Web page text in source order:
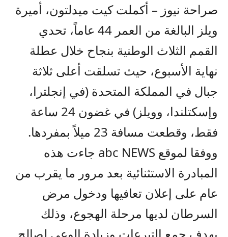
صراحة نيوز – أكملت كيت ميدلتون، أميرة
ويلز البالغة من العمر 44 عاماً، تحدي
القمم الثلاث الوطنية بنجاح خلال عطلة
نهاية الأسبوع، حيث تسلقت أعلى ثلاثة
جبال في المملكة المتحدة (في إنجلترا،
وإسكتلندا، وويلز) في غضون 24 ساعة
فقط، وقطعت مسافة 23 ميلاً بمفردها.
ووفقا لموقع abc NEWS جاءت هذه
المبادرة الاستثنائية بعد مرور ما يقرب من
عام على إعلان تعافيها ودخول مرض
السرطان لديها مرحلة الهجوع، وذلك
بهدف جمع التبرعات وزيادة الوعي لصالح